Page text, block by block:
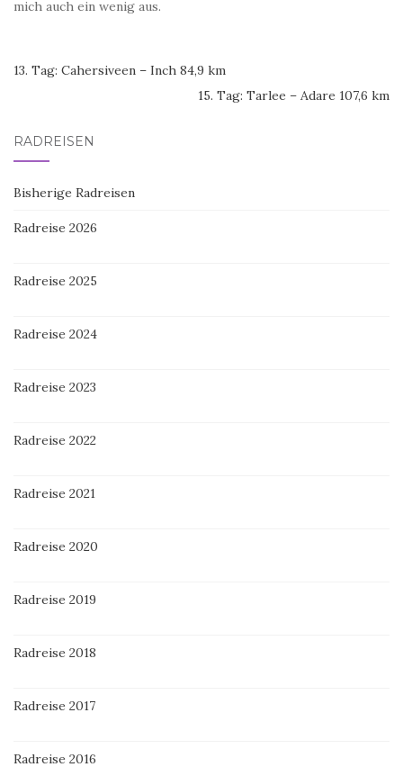
mich auch ein wenig aus.
13. Tag: Cahersiveen – Inch 84,9 km
15. Tag: Tarlee – Adare 107,6 km
RADREISEN
Bisherige Radreisen
Radreise 2026
Radreise 2025
Radreise 2024
Radreise 2023
Radreise 2022
Radreise 2021
Radreise 2020
Radreise 2019
Radreise 2018
Radreise 2017
Radreise 2016